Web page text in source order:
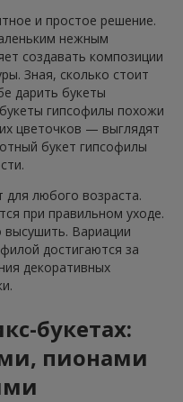
и простое решение.
нежным
создавать композиции
Зная, сколько стоит
дарить букеты
гипсофилы похожи
цветочков — выглядят
букет гипсофилы
для любого возраста.
при правильном уходе.
высушить. Вариации
достигаются за
декоративных
букетах:
пионами